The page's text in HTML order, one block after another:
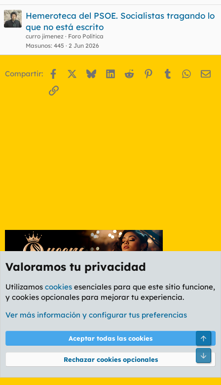
Hemeroteca del PSOE. Socialistas tragando lo
que no está escrito
curro jimenez
Foro Política
Masunos 445 2 Jun 2026
Compartir: Facebook BlueskyLinkedIn
Reddit Pinterest
Tumblr
Enlace
Foro General
Cookies
PL OLDSTYLE AMARILLO
Términos y reglas Política de privacidad Ayuda
Community platform by XenForo® © 2010-2026 XenForo Ltd.
Valoramos tu privacidad
Utilizamos cookies esenciales para que este sitio funcione,
y cookies opcionales para mejorar tu experiencia.
Ver más información y configurar tus preferencias
Aceptar todas las cookies
Rechazar cookies opcionales
Pie